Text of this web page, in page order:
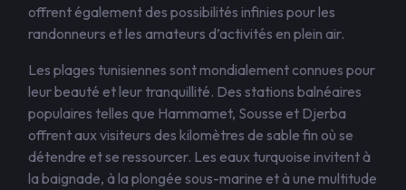
offrent également des possibilités infinies pour les
randonneurs et les amateurs d’activités en plein air.
Les plages tunisiennes sont mondialement connues pour
leur beauté et leur tranquillité. Des stations balnéaires
populaires telles que Hammamet, Sousse et Djerba
offrent aux visiteurs des kilomètres de sable fin où se
détendre et se ressourcer. Les eaux turquoise invitent à
la baignade, à la plongée sous-marine et à une multitude